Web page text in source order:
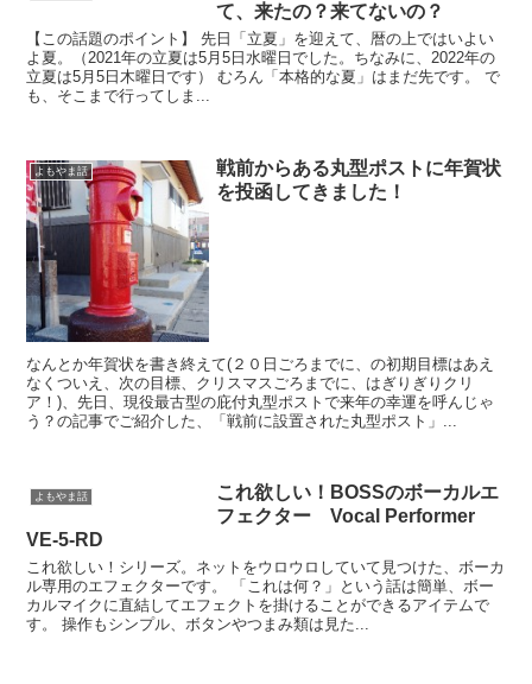
て、来たの？来てないの？
【この話題のポイント】 先日「立夏」を迎えて、暦の上ではいよい
よ夏。（2021年の立夏は5月5日水曜日でした。ちなみに、2022年の
立夏は5月5日木曜日です） むろん「本格的な夏」はまだ先です。 で
も、そこまで行ってしま...
よもやま話
戦前からある丸型ポストに年賀状
を投函してきました！
なんとか年賀状を書き終えて(２０日ごろまでに、の初期目標はあえ
なくついえ、次の目標、クリスマスごろまでに、はぎりぎりクリ
ア！)、先日、現役最古型の庇付丸型ポストで来年の幸運を呼んじゃ
う？の記事でご紹介した、「戦前に設置された丸型ポスト」...
よもやま話
これ欲しい！BOSSのボーカルエ
フェクター Vocal Performer
VE-5-RD
これ欲しい！シリーズ。ネットをウロウロしていて見つけた、ボーカ
ル専用のエフェクターです。 「これは何？」という話は簡単、ボー
カルマイクに直結してエフェクトを掛けることができるアイテムで
す。 操作もシンプル、ボタンやつまみ類は見た...